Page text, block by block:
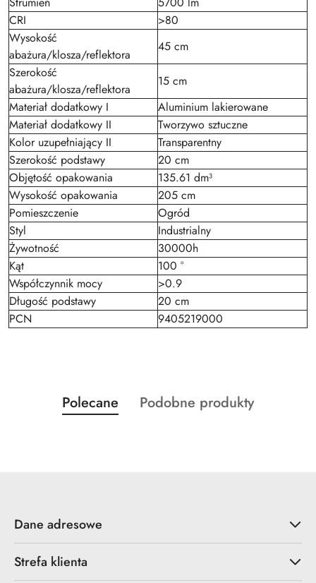
CRI
>80
Wysokość
abażura/klosza/reflektora
45 cm
Szerokość
abażura/klosza/reflektora
15 cm
Materiał dodatkowy I
Aluminium lakierowane
Materiał dodatkowy II
Tworzywo sztuczne
Kolor uzupełniający II
Transparentny
Szerokość podstawy
20 cm
Objętość opakowania
135.61 dm³
Wysokość opakowania
205 cm
Pomieszczenie
Ogród
Styl
Industrialny
Żywotność
30000h
Kąt
100 °
Współczynnik mocy
>0.9
Długość podstawy
20 cm
PCN
9405219000
Pomiń karuzelę produktów
Produkty
o
Polecane
Produkty
Podobne produkty
Dane adresowe
Strefa klienta